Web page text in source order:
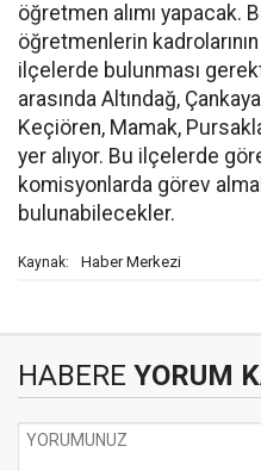
öğretmen alımı yapacak.
öğretmenlerin
ilçelerde bulunması
arasında Altındağ,
Keçiören, Mamak,
yer alıyor. Bu ilçelerde
komisyonlarda görev
bulunabilecekler.
Kaynak: Haber Merkezi
HABERE YORUM